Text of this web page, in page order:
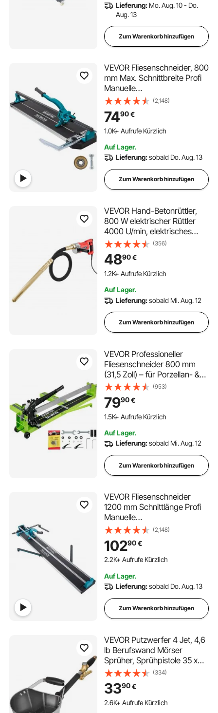
Lieferung: Mo. Aug. 10 - Do.
Aug. 13
Zum Warenkorb hinzufügen
VEVOR Fliesenschneider, 800
mm Max. Schnittbreite Profi
Manuelle
Fliesenschneidmaschine, 6-
15 mm Schnittdicke
Laserführung Präzisions-
Fliesenschneider
Metallschneidrad
(2,148)
7490€
1.0K+ Aufrufe Kürzlich
Auf Lager.
Lieferung:sobald Do. Aug. 13
Zum Warenkorb hinzufügen
VEVOR Hand-Betonrüttler,
800 W elektrischer Rüttler
4000 U/min, elektrisches
Betonrüttlerwerkzeug mit 1,5
m Schaftstange, tragbarer
Bleistift-Zementrüttler zum
Entfernen von Luftblasen und
(356)
4890€
1.2K+ Aufrufe Kürzlich
Auf Lager.
Lieferung:sobald Mi. Aug. 12
Zum Warenkorb hinzufügen
VEVOR Professioneller
Fliesenschneider 800 mm
(31,5 Zoll) – für Porzellan- &
Keramikfliesen, mit
Laserführung & 2
Schneidrädern
(953)
7990€
1.5K+ Aufrufe Kürzlich
Auf Lager.
Lieferung:sobald Mi. Aug. 12
Zum Warenkorb hinzufügen
VEVOR Fliesenschneider
1200 mm Schnittlänge Profi
Manuelle
Fliesenschneidmaschine, 6-
15 mm Schnittdicke
Laserführung Präzisions-
Fliesenschneider
Metallschneidrad
(2,148)
10290€
2.2K+ Aufrufe Kürzlich
Auf Lager.
Lieferung:sobald Do. Aug. 13
Zum Warenkorb hinzufügen
VEVOR Putzwerfer 4 Jet, 4,6
lb Berufswand Mörser
Sprüher, Sprühpistole 35 x
20 x 25 cm, Silber Stuck-
Sprühpistole 2,1 kg, für
Wände Decken Zement
Mörtel Sprühmaschine
(334)
3390€
2.6K+ Aufrufe Kürzlich